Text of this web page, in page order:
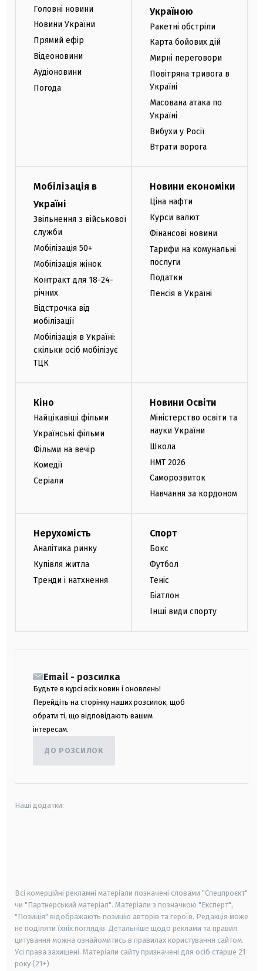
Головні новини
Новини України
Прямий ефір
Відеоновини
Аудіоновини
Погода
Україною
Ракетні обстріли
Карта бойових дій
Мирні переговори
Повітряна тривога в
Україні
Масована атака по
Україні
Вибухи у Росії
Втрати ворога
Мобілізація в
Україні
Звільнення з військової
служби
Мобілізація 50+
Мобілізація жінок
Контракт для 18-24-
річних
Відстрочка від
мобілізації
Мобілізація в Україні:
скільки осіб мобілізує
ТЦК
Новини економіки
Ціна нафти
Курси валют
Фінансові новини
Тарифи на комунальні
послуги
Податки
Пенсія в Україні
Кіно
Найцікавіші фільми
Українські фільми
Фільми на вечір
Комедії
Серіали
Новини Освіти
Міністерство освіти та
науки України
Школа
НМТ 2026
Саморозвиток
Навчання за кордоном
Нерухомість
Аналітика ринку
Купівля житла
Тренди і натхнення
Спорт
Бокс
Футбол
Теніс
Біатлон
Інші види спорту
Email - розсилка
Будьте в курсі всіх новин і оновлень!
Перейдіть на сторінку наших розсилок, щоб
обрати ті, що відповідають вашим
інтересам.
ДО РОЗСИЛОК
Наші додатки:
Всі комерційні рекламні матеріали позначені словами "Спецпроєкт"
чи "Партнерський матеріал". Матеріали з позначкою "Експерт",
"Позиція" відображають позицію авторів та героїв. Редакція може
не поділяти їхніх поглядів. Детальніше щодо реклами та правил
цитування можна ознайомитись в правилах користування сайтом.
Усі права захищені. Матеріали сайту призначені для осіб старше 21
року (21+)